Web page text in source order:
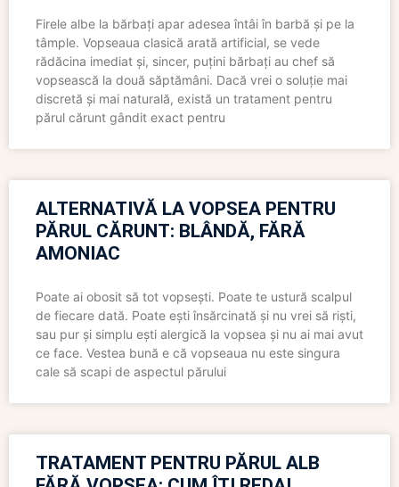
Firele albe la bărbați apar adesea întâi în barbă și pe la
tâmple. Vopseaua clasică arată artificial, se vede
rădăcina imediat și, sincer, puțini bărbați au chef să
vopsească la două săptămâni. Dacă vrei o soluție mai
discretă și mai naturală, există un tratament pentru
părul cărunt gândit exact pentru
ALTERNATIVĂ LA VOPSEA PENTRU
PĂRUL CĂRUNT: BLÂNDĂ, FĂRĂ
AMONIAC
Poate ai obosit să tot vopsești. Poate te ustură scalpul
de fiecare dată. Poate ești însărcinată și nu vrei să riști,
sau pur și simplu ești alergică la vopsea și nu ai mai avut
ce face. Vestea bună e că vopseaua nu este singura
cale să scapi de aspectul părului
TRATAMENT PENTRU PĂRUL ALB